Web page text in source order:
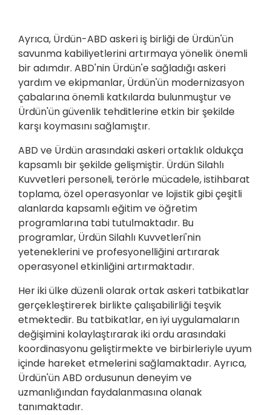
Ayrıca, Ürdün-ABD askeri iş birliği de Ürdün'ün
savunma kabiliyetlerini artırmaya yönelik önemli
bir adımdır. ABD'nin Ürdün'e sağladığı askeri
yardım ve ekipmanlar, Ürdün'ün modernizasyon
çabalarına önemli katkılarda bulunmuştur ve
Ürdün'ün güvenlik tehditlerine etkin bir şekilde
karşı koymasını sağlamıştır.
ABD ve Ürdün arasındaki askeri ortaklık oldukça
kapsamlı bir şekilde gelişmiştir. Ürdün Silahlı
Kuvvetleri personeli, terörle mücadele, istihbarat
toplama, özel operasyonlar ve lojistik gibi çeşitli
alanlarda kapsamlı eğitim ve öğretim
programlarına tabi tutulmaktadır. Bu
programlar, Ürdün Silahlı Kuvvetleri'nin
yeteneklerini ve profesyonelliğini artırarak
operasyonel etkinliğini artırmaktadır.
Her iki ülke düzenli olarak ortak askeri tatbikatlar
gerçekleştirerek birlikte çalışabilirliği teşvik
etmektedir. Bu tatbikatlar, en iyi uygulamaların
değişimini kolaylaştırarak iki ordu arasındaki
koordinasyonu geliştirmekte ve birbirleriyle uyum
içinde hareket etmelerini sağlamaktadır. Ayrıca,
Ürdün'ün ABD ordusunun deneyim ve
uzmanlığından faydalanmasına olanak
tanımaktadır.